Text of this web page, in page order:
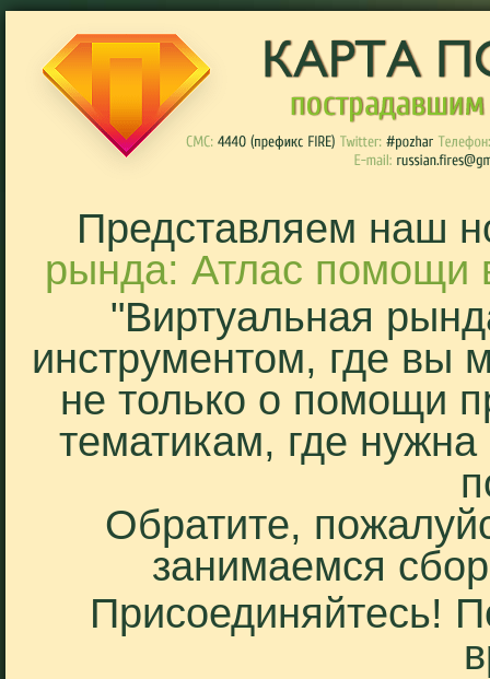
Представляем наш
рында: Атлас помощи
"Виртуальная
инструментом, где вы
не только о помощи
тематикам, где
Обратите,
занимаемся
Присоединяйтесь!